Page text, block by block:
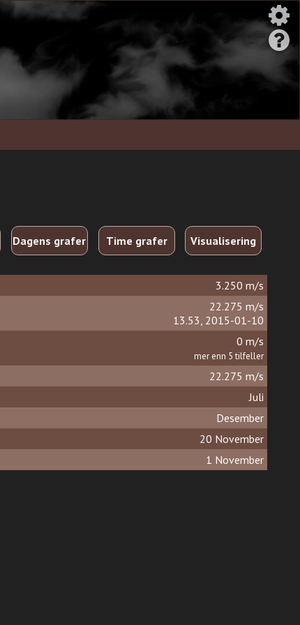
Dagens grafer Time grafer Visualisering
3.250 m/s
22.275 m/s
13.53, 2015-01-10
0 m/s
mer enn 5 tilfeller
22.275 m/s
Juli
Desember
20 November
1 November